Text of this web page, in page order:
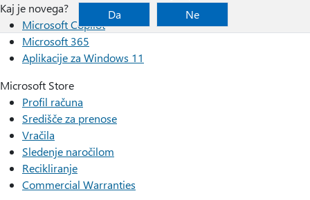
Da
Ne
Kaj je novega?
Microsoft Copilot
Microsoft 365
Aplikacije za Windows 11
Microsoft Store
Profil računa
Središče za prenose
Vračila
Sledenje naročilom
Recikliranje
Commercial Warranties